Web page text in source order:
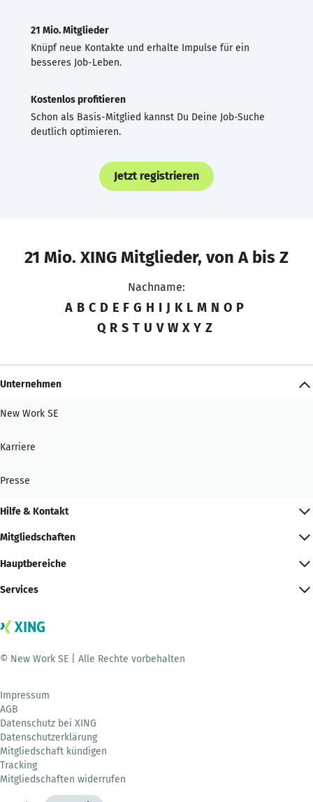
21 Mio. Mitglieder
Knüpf neue Kontakte und erhalte Impulse für ein
besseres Job-Leben.
Kostenlos profitieren
Schon als Basis-Mitglied kannst Du Deine Job-Suche
deutlich optimieren.
Jetzt registrieren
21 Mio. XING Mitglieder, von A bis Z
Nachname:
A B C D E F G H I J K L M N O P
Q R S T U V W X Y Z
Unternehmen
New Work SE
Karriere
Presse
Hilfe & Kontakt
Mitgliedschaften
Hauptbereiche
Services
© New Work SE | Alle Rechte vorbehalten
Impressum
AGB
Datenschutz bei XING
Datenschutzerklärung
Mitgliedschaft kündigen
Tracking
Mitgliedschaften widerrufen